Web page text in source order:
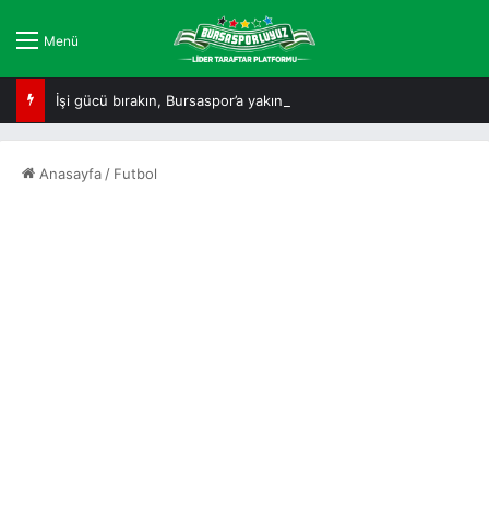
Menü
İşi gücü bırakın, Bursaspor’a yakından bakın!
Anasayfa / Futbol